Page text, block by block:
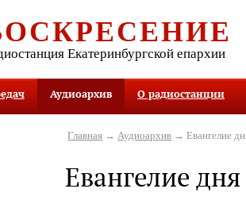
Екатеринбургской епархии
Аудиоархив О радиостанции
Главная → Аудиоархив → Евангелие
Евангелие дня